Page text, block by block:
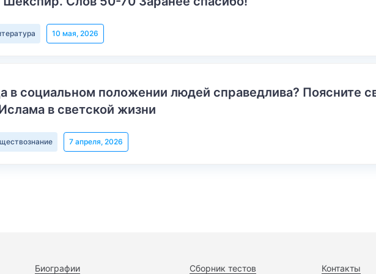
10 мая, 2026
в социальном положении людей справедлива? Поясните
в светской жизни
7 апреля, 2026
Биографии Сборник тестов Контакты